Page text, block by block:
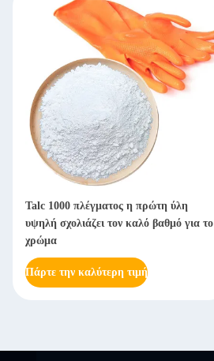
Talc 1000 πλέγματος η πρώτη ύλη
υψηλή σχολιάζει τον καλό βαθμό για το
χρώμα
Πάρτε την καλύτερη τιμή